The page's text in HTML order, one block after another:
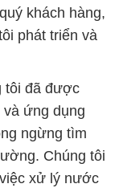
khách hàng,
phát triển và
tôi đã được
ứng dụng
ngừng tìm
Chúng tôi
xử lý nước